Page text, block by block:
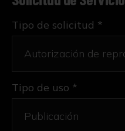
Tipo de solicitud *
Tipo de uso *